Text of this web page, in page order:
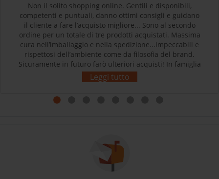
Non il solito shopping online. Gentili e disponibili,
competenti e puntuali, danno ottimi consigli e guidano
il cliente a fare l’acquisto migliore... Sono al secondo
ordine per un totale di tre prodotti acquistati. Massima
cura nell’imballaggio e nella spedizione...impeccabili e
rispettosi dell’ambiente come da filosofia del brand.
Sicuramente in futuro farò ulteriori acquisti! In famiglia
siamo tutti soddisfatti e contenti dei nostri acquisti.
Grazie! L’esperienza d’acquisto con Sherpa3 è stata
Leggi tutto